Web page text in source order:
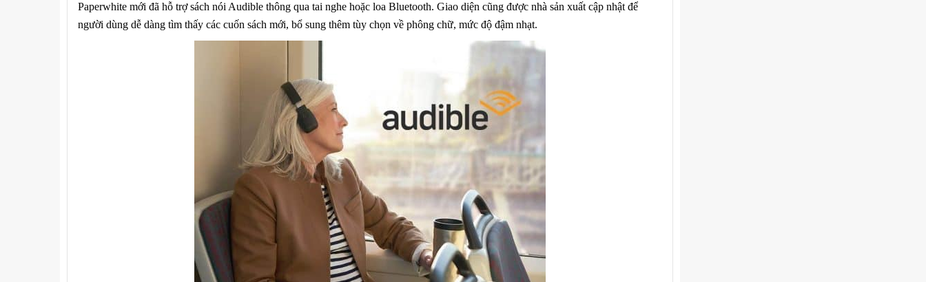
Paperwhite mới đã hỗ trợ sách nói Audible thông qua tai nghe hoặc loa Bluetooth. Giao diện cũng được nhà sản xuất cập nhật để
người dùng dễ dàng tìm thấy các cuốn sách mới, bổ sung thêm tùy chọn về phông chữ, mức độ đậm nhạt.